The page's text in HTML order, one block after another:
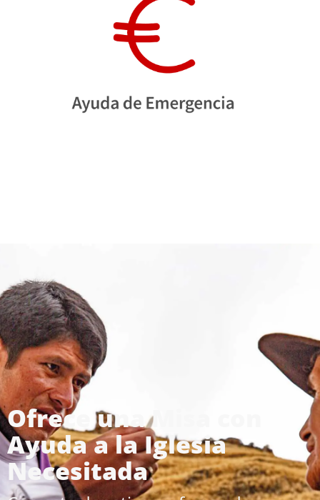
Ofrece una Misa con
Ayuda a la Iglesia
Necesitada